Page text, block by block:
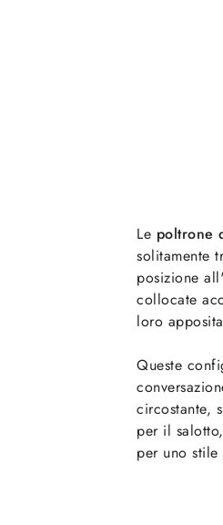
Le poltrone
solitamente
posizione
collocate
loro
Queste
circostante,
per il
per uno